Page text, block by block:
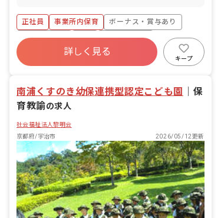
お昼寝、お着替え、お散歩などをお任せ
します!
正社員 事業所内保育
ボーナス・賞与あり
社会保険完備
有給
福利厚生充実
昇給昇進あり
産休育休制度
詳しく見る
キープ
南浦くすのき幼保連携型認定こども園
保
育教諭の求人
社会福祉法人黎明会
京都府/宇治市
2026/05/12更新